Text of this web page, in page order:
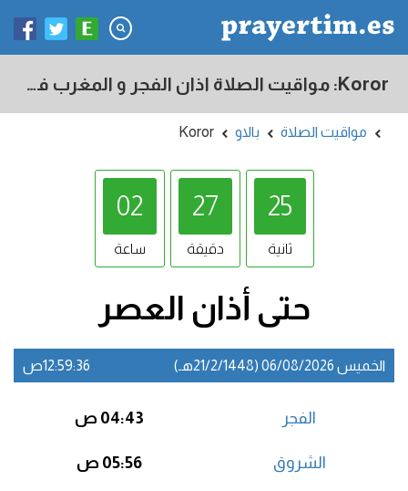
Koror: مواقيت الصلاة اذان الفجر و المغرب في اليوم - بالاو
مواقيت الصلاة بالاو Koror
02
ساعة
27
دقيقة
24
ثانية
حتى أذان العصر
الخميس 06/08/2026 (21/2/1448هـ) 12:59:36ص
الفجر 04:43 ص
الشروق 05:56 ص